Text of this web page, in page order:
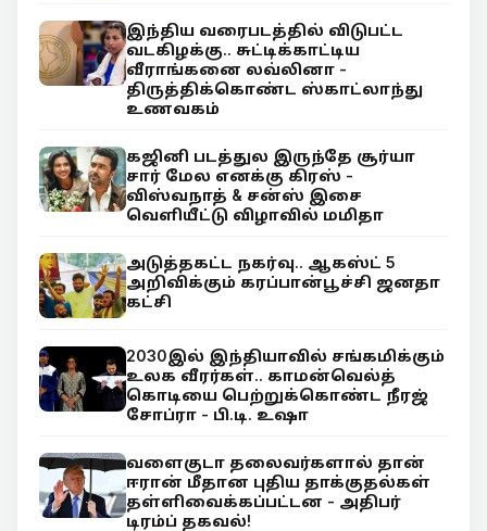
இந்திய வரைபடத்தில் விடுபட்ட
வடகிழக்கு.. சுட்டிக்காட்டிய
வீராங்கனை லவ்லினா -
திருத்திக்கொண்ட ஸ்காட்லாந்து
உணவகம்
கஜினி படத்துல இருந்தே சூர்யா
சார் மேல எனக்கு கிரஸ் -
விஸ்வநாத் & சன்ஸ் இசை
வெளியீட்டு விழாவில் மமிதா
அடுத்தகட்ட நகர்வு.. ஆகஸ்ட் 5
அறிவிக்கும் கரப்பான்பூச்சி ஜனதா
கட்சி
2030இல் இந்தியாவில் சங்கமிக்கும்
உலக வீரர்கள்.. காமன்வெல்த்
கொடியை பெற்றுக்கொண்ட நீரஜ்
சோப்ரா - பி.டி. உஷா
வளைகுடா தலைவர்களால் தான்
ஈரான் மீதான புதிய தாக்குதல்கள்
தள்ளிவைக்கப்பட்டன - அதிபர்
டிரம்ப் தகவல்!